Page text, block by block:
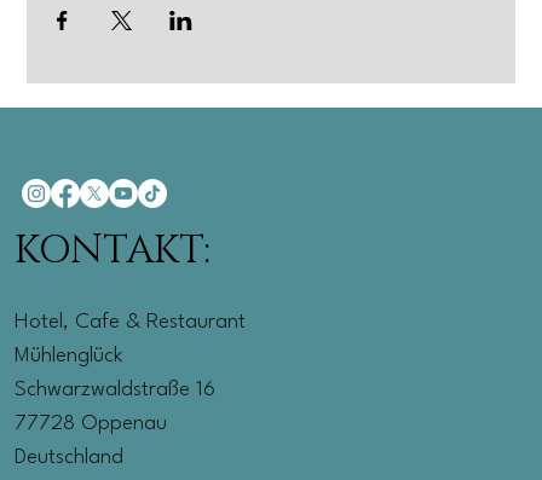
KONTAKT:
Hotel, Cafe & Restaurant
Mühlenglück
Schwarzwaldstraße 16
77728 Oppenau
Deutschland